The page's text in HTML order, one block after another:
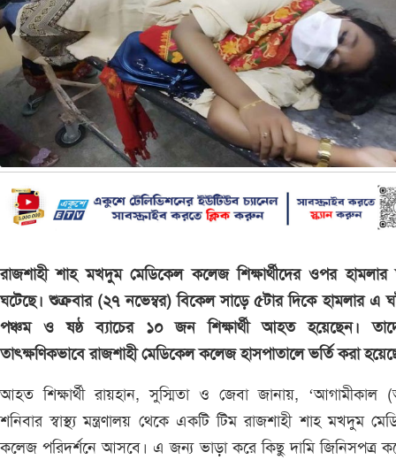
রাজশাহী শাহ মখদুম মেডিকেল কলেজ শিক্ষার্থীদের ওপর হামলার
ঘটেছে। শুক্রবার (২৭ নভেম্বর) বিকেল সাড়ে ৫টার দিকে হামলার এ
পঞ্চম ও ষষ্ঠ ব্যাচের ১০ জন শিক্ষার্থী আহত হয়েছেন।
তাৎক্ষণিকভাবে রাজশাহী মেডিকেল কলেজ হাসপাতালে ভর্তি করা
আহত শিক্ষার্থী রায়হান, সুস্মিতা ও জেবা জানায়,
শনিবার স্বাস্থ্য মন্ত্রণালয় থেকে একটি টিম রাজশাহী শাহ মখদুম
কলেজ পরিদর্শনে আসবে। এ জন্য ভাড়া করে কিছু দামি জিনিসপত্র